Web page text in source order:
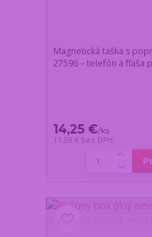
Magnetická taška s
27596 – telefón a fľaša
14,25 €/ks
11,59 € bez DPH